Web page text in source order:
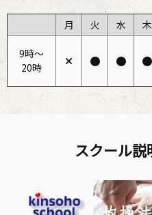
月 火 水 木
9時〜
20時
スクール説